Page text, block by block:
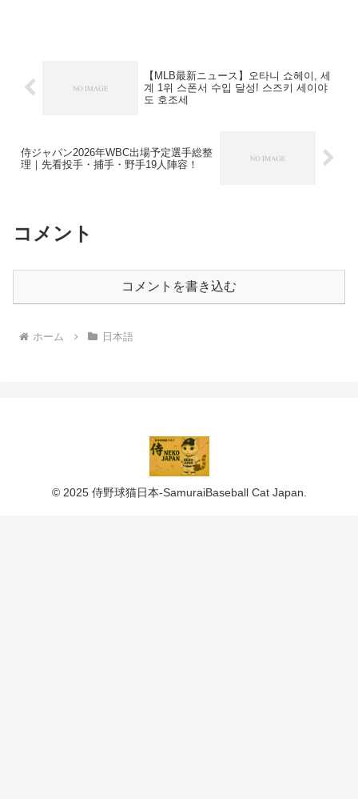
【MLB最新ニュース】오타니 쇼헤이, 세
계 1위 스폰서 수입 달성! 스즈키 세이야
도 호조세
侍ジャパン2026年WBC出場予定選手総整
理｜先看投手・捕手・野手19人陣容！
コメント
コメントを書き込む
ホーム 日本語
© 2025 侍野球猫日本-SamuraiBaseball Cat Japan.